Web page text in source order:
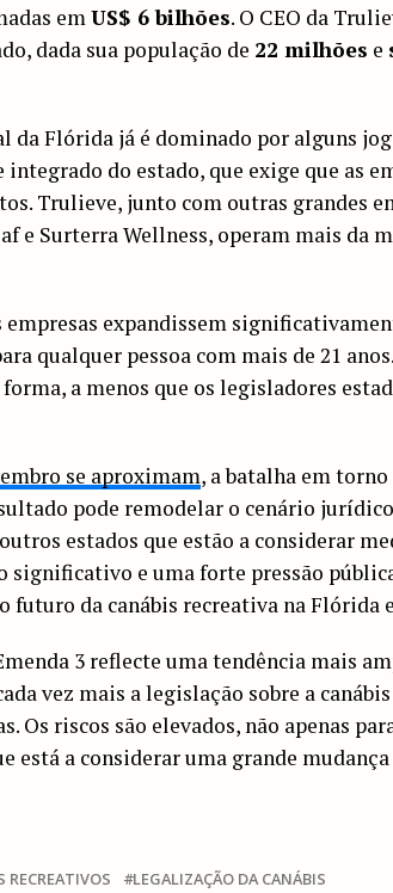
em US$ 6 bilhões. O CEO da
dada sua população de 22 milhões e
da Flórida já é dominado por alguns
do estado, que exige que as
Trulieve, junto com outras grandes
e Surterra Wellness, operam mais da
expandissem
qualquer pessoa com mais de 21
a menos que os legisladores
se aproximam, a batalha em
pode remodelar o cenário
estados que estão a considerar
e uma forte pressão
futuro da canábis recreativa na Flórida
3 reflecte uma tendência mais
vez mais a legislação sobre a
Os riscos são elevados, não apenas
está a considerar uma grande
RECREATIVOS LEGALIZAÇÃO DA CANÁBIS